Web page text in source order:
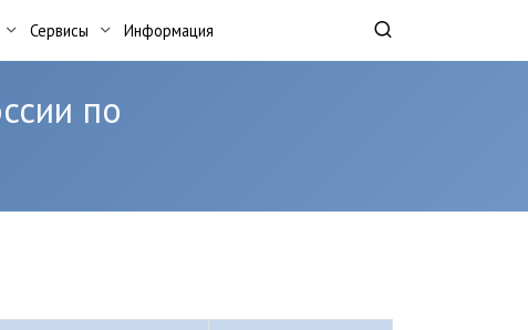
Сервисы Информация
по